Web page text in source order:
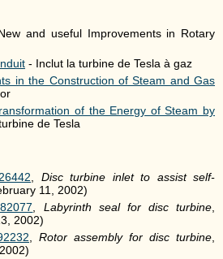
and useful Improvements in Rotary
- Inclut la turbine de Tesla à gaz
in the Construction of Steam and Gas
of the Energy of Steam by
de Tesla
Disc turbine inlet to assist self-
11, 2002)
Labyrinth seal for disc turbine
2002)
Rotor assembly for disc turbine